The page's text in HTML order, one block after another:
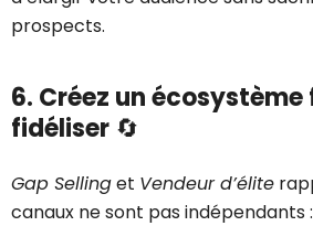
prospects.
6. Créez un
fidéliser 🔄
Gap Sellinget Vendeur d’élite
canaux ne sont pas indépendants